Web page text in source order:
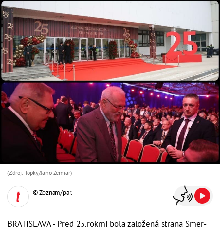
(Zdroj: Topky/Jano Zemiar)
© Zoznam/par.
BRATISLAVA - Pred 25.rokmi bola založená strana Smer-